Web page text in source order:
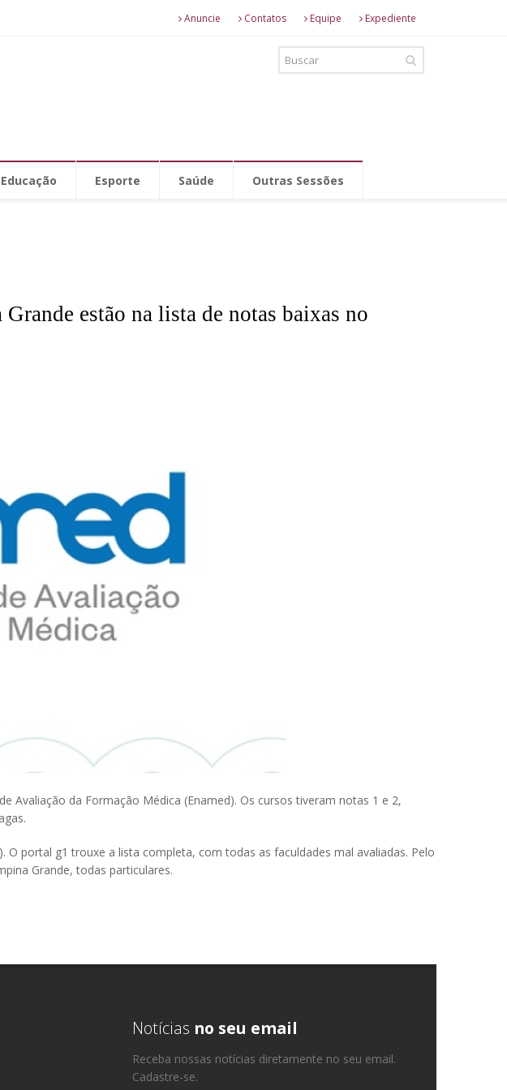
Anuncie Contatos Equipe Expediente
Educação Esporte Saúde Outras Sessões
estão na lista de notas baixas no
Avaliação da Formação Médica (Enamed). Os cursos tiveram notas 1 e 2,
portal g1 trouxe a lista completa, com todas as faculdades mal avaliadas. Pelo
Grande, todas particulares.
Notícias no seu email
Receba nossas notícias diretamente no seu email.
Cadastre-se.